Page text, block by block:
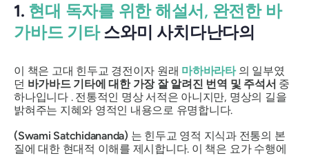
1. 현대 독자를 위한 해설서, 완전한 바
가바드 기타스와미 사치다난다의
이 책은 고대 힌두교 경전이자 원래 마하바라타의 일부였
던 바가바드 기타에 대한 가장 잘 알려진 번역 및 주석서 중
하나입니다 . 전통적인 명상 서적은 아니지만, 명상의 길을
밝혀주는 지혜와 영적인 내용으로 유명합니다.
(Swami Satchidananda) 는 힌두교 영적 지식과 전통의 본
질에 대한 현대적 이해를 제시합니다. 이 책은 요가 수행에